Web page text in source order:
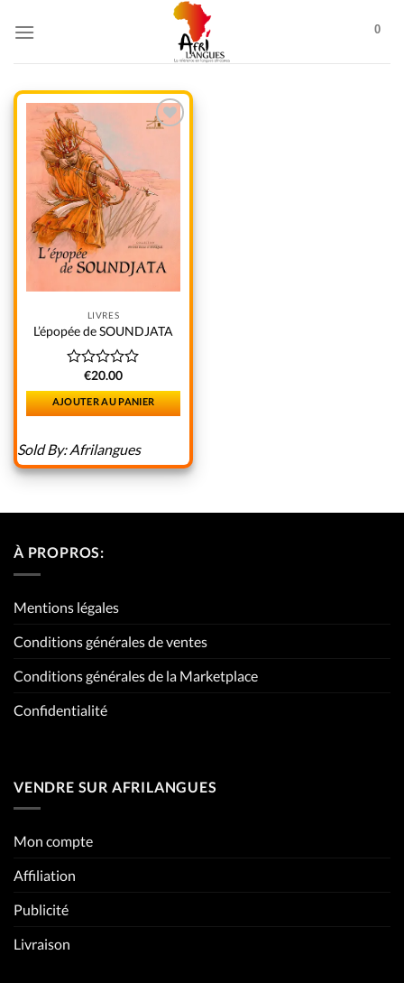
0
LIVRES
L’épopée de SOUNDJATA
Note
0
sur
5
€20.00
AJOUTER AU PANIER
Sold By:Afrilangues
À PROPROS:
Mentions légales
Conditions générales de ventes
Conditions générales de la Marketplace
Confidentialité
VENDRE SUR AFRILANGUES
Mon compte
Affiliation
Publicité
Livraison